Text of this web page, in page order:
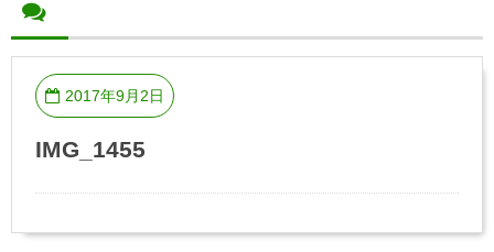
2017年9月2日
IMG_1455